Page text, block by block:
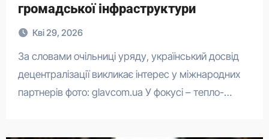
громадської інфраструктури
Кві 29, 2026
За словами очільниці уряду, український досвід
децентралізації викликає інтерес у міжнародних
партнерів фото: glavcom.ua У фокусі – тепло-…